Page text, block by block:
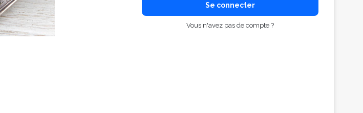
Se connecter
Vous n'avez pas de compte ?